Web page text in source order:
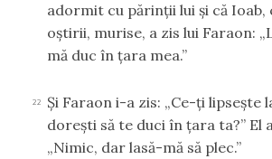
adormit cu părinţii lui şi că Ioab,
oştirii, murise, a zis lui Faraon:
mă duc în ţara mea.”
22
Şi Faraon i-a zis: „Ce-ţi lipseşte
doreşti să te duci în ţara ta?” El
„Nimic, dar lasă-mă să plec.”